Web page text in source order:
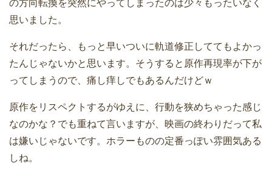
の方向転換を突然にやってしまったのは少々もったいなく
思いました。
それだったら、もっと早いついに軌道修正しててもよかっ
たんじゃないかと思います。そうすると原作再現率が下が
ってしまうので、痛し痒しでもあるんだけどｗ
原作をリスペクトするがゆえに、行動を狭めちゃった感じ
なのかな？でも重ねて言いますが、映画の終わりだって私
は嫌いじゃないです。ホラーものの定番っぽい雰囲気ある
しね。